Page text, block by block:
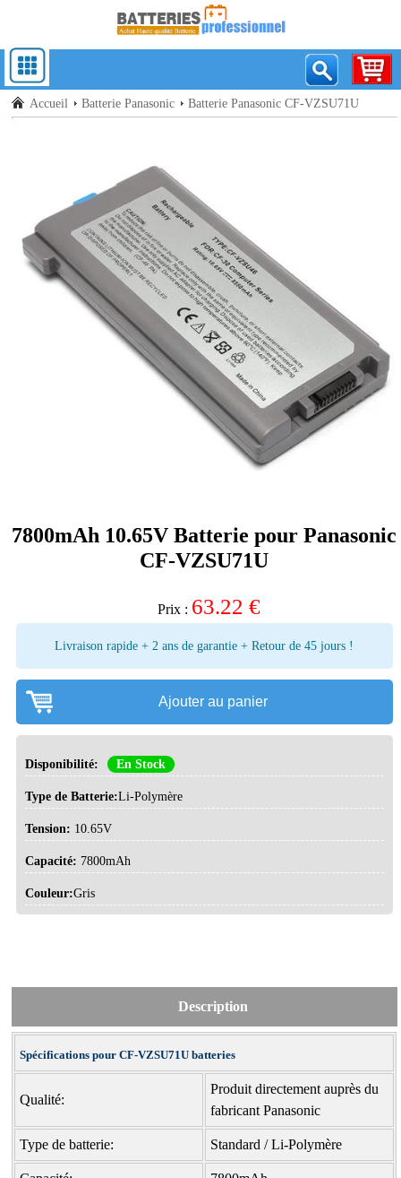
Accueil Batterie Panasonic Batterie Panasonic CF-VZSU71U
7800mAh 10.65V Batterie pour Panasonic
CF-VZSU71U
Prix : 63.22 €
Livraison rapide + 2 ans de garantie + Retour de 45 jours !
Ajouter au panier
Disponibilité: En Stock
Type de Batterie:Li-Polymère
Tension: 10.65V
Capacité: 7800mAh
Couleur:Gris
Description
Spécifications pour CF-VZSU71U batteries
Qualité:
Produit directement auprès du
fabricant Panasonic
Type de batterie: Standard / Li-Polymère